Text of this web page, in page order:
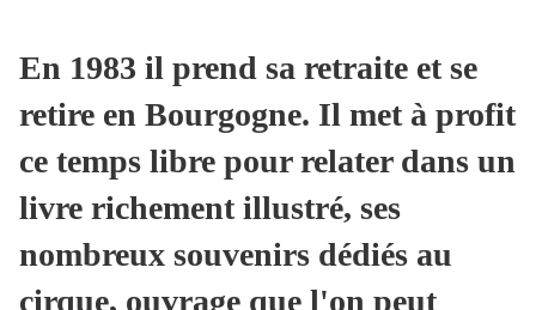
En 1983 il prend sa retraite et se
retire en Bourgogne. Il met à profit
ce temps libre pour relater dans un
livre richement illustré, ses
nombreux souvenirs dédiés au
cirque, ouvrage que l'on peut